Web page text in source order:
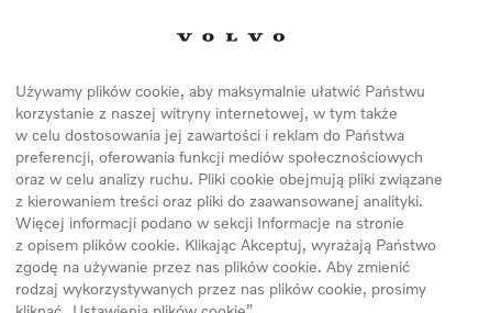
Używamy plików cookie, aby maksymalnie ułatwić Państwu
korzystanie z naszej witryny internetowej, w tym także
w celu dostosowania jej zawartości i reklam do Państwa
preferencji, oferowania funkcji mediów społecznościowych
oraz w celu analizy ruchu. Pliki cookie obejmują pliki związane
z kierowaniem treści oraz pliki do zaawansowanej analityki.
Więcej informacji podano w sekcji Informacje na stronie
z opisem plików cookie. Klikając Akceptuj, wyrażają Państwo
zgodę na używanie przez nas plików cookie. Aby zmienić
rodzaj wykorzystywanych przez nas plików cookie, prosimy
technicznego, było proste i intuicyjne.
wspólnie Volvo Car Group i Apple Inc.
będzie spełniał rolę iPada, iPhone’a i
za pośrednictwem dużego ekranu
będzie także reagował na polecenia głosowe
w kierownicy. Panel sterowania będzie
łatwy i minimalnie angażował uwagę